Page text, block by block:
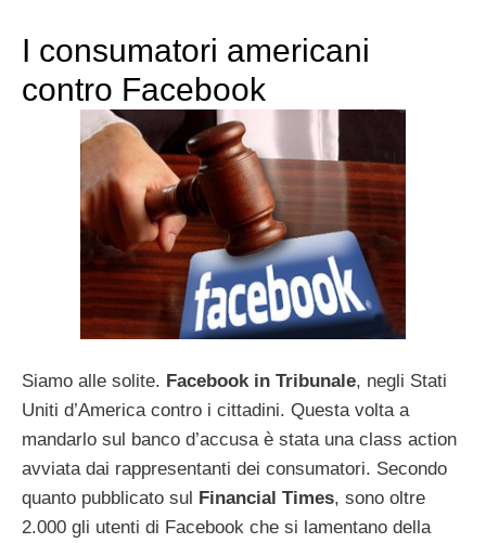
I consumatori americani
contro Facebook
Siamo alle solite. Facebook in Tribunale, negli Stati
Uniti d’America contro i cittadini. Questa volta a
mandarlo sul banco d’accusa è stata una class action
avviata dai rappresentanti dei consumatori. Secondo
quanto pubblicato sul
Financial Times, sono oltre
2.000 gli utenti di Facebook che si lamentano della